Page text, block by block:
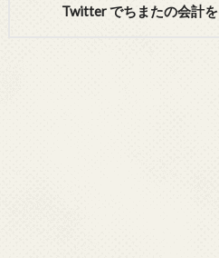
Twitter でちまたの会計を